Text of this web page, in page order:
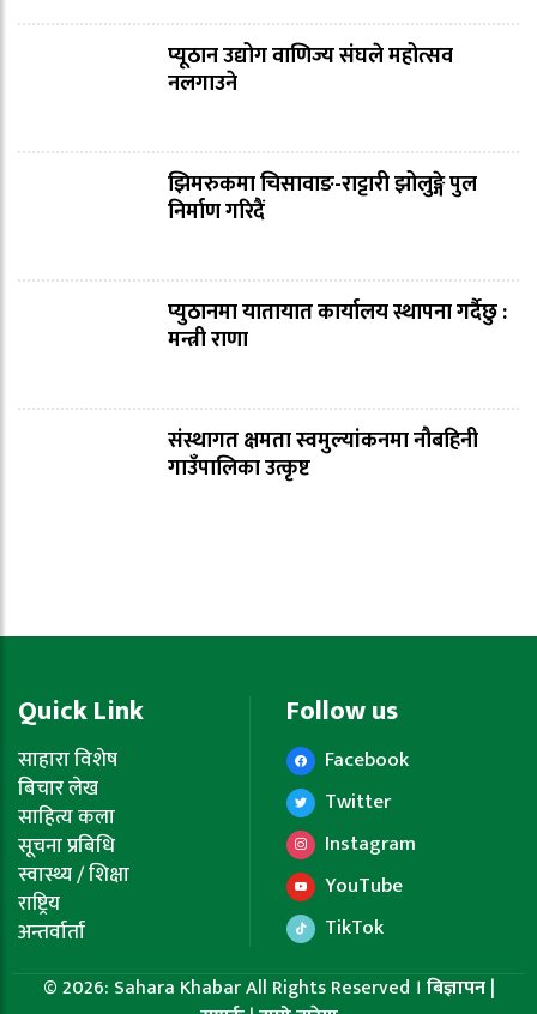
प्यूठान उद्योग वाणिज्य संघले महोत्सव
नलगाउने
झिमरुकमा चिसावाङ-राट्टारी झोलुङ्गे पुल
निर्माण गरिदैं
प्युठानमा यातायात कार्यालय स्थापना गर्दैछु :
मन्त्री राणा
संस्थागत क्षमता स्वमुल्यांकनमा नौबहिनी
गाउँपालिका उत्कृष्ट
Quick Link
साहारा विशेष
बिचार लेख
साहित्य कला
सूचना प्रबिधि
स्वास्थ्य / शिक्षा
राष्ट्रिय
अन्तर्वार्ता
Follow us
Facebook
Twitter
Instagram
YouTube
TikTok
© 2026: Sahara Khabar All Rights Reserved । बिज्ञापन|